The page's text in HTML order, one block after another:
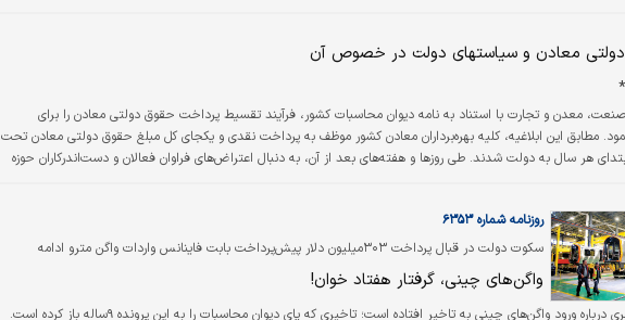
معادن و سیاست‏های دولت در خصوص آن
معدن و تجارت با استناد به نامه دیوان محاسبات کشور، فرآیند تقسیط پرداخت حقوق دولتی معادن را برای
مطابق این ابلاغیه، کلیه بهره‌برداران معادن کشور موظف به پرداخت نقدی و یکجای کل مبلغ حقوق دولتی معادن تحت
هر سال به دولت شدند. طی روزها و هفته‌‌های بعد از آن، به دنبال اعتراض‌‌های فراوان فعالان و دست‌اندرکاران حوزه
سکوت دولت در قبال پرداخت ۳۰۳‌میلیون دلار پیش‌پرداخت بابت فاینانس واردات واگن مترو ادامه
دارد
روزنامه شماره ۶۳۵۳
واگن‌های چینی، گرفتار هفتاد خوان!
ورود واگن‌های چینی به تاخیر افتاده است؛ تاخیری که پای دیوان محاسبات را به این پرونده ۹ساله باز کرده است.